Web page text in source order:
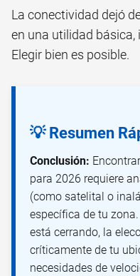
La conectividad dejó
en una utilidad básica,
Elegir bien es posible.
💡 Resumen
Conclusión:
para 2026 requiere
(como satelital o
específica de tu
está cerrando, la
críticamente de tu
necesidades de